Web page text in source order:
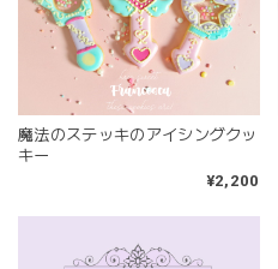
魔法のステッキのアイシングクッ
キー
¥2,200